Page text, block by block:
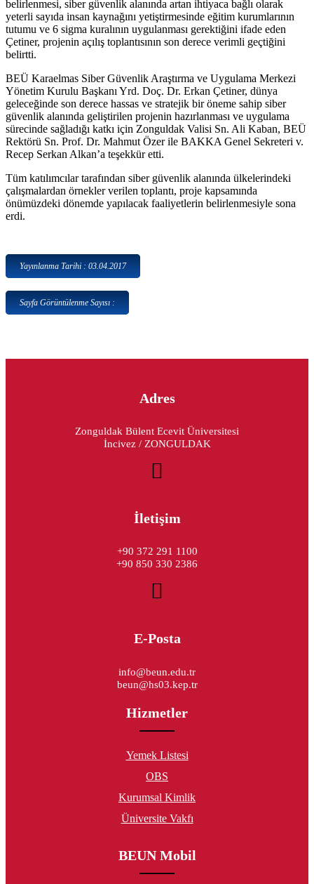
belirlenmesi, siber güvenlik alanında artan ihtiyaca bağlı olarak
yeterli sayıda insan kaynağını yetiştirmesinde eğitim kurumlarının
tutumu ve 6 sigma kuralının uygulanması gerektiğini ifade eden
Çetiner, projenin açılış toplantısının son derece verimli geçtiğini
belirtti.
BEÜ Karaelmas Siber Güvenlik Araştırma ve Uygulama Merkezi
Yönetim Kurulu Başkanı Yrd. Doç. Dr. Erkan Çetiner, dünya
geleceğinde son derece hassas ve stratejik bir öneme sahip siber
güvenlik alanında geliştirilen projenin hazırlanması ve uygulama
sürecinde sağladığı katkı için Zonguldak Valisi Sn. Ali Kaban, BEÜ
Rektörü Sn. Prof. Dr. Mahmut Özer ile BAKKA Genel Sekreteri v.
Recep Serkan Alkan’a teşekkür etti.
Tüm katılımcılar tarafından siber güvenlik alanında ülkelerindeki
çalışmalardan örnekler verilen toplantı, proje kapsamında
önümüzdeki dönemde yapılacak faaliyetlerin belirlenmesiyle sona
erdi.
Yayınlanma Tarihi : 03.04.2017
Sayfa Görüntülenme Sayısı :
Adres
Zonguldak Bülent Ecevit Üniversitesi
İncivez / ZONGULDAK
İletişim
+90 372 291 1100
+90 850 330 2386
E-Posta
info@beun.edu.tr
beun@hs03.kep.tr
Hizmetler
Yemek Listesi
OBS
Kurumsal Kimlik
Üniversite Vakfı
BEUN Mobil